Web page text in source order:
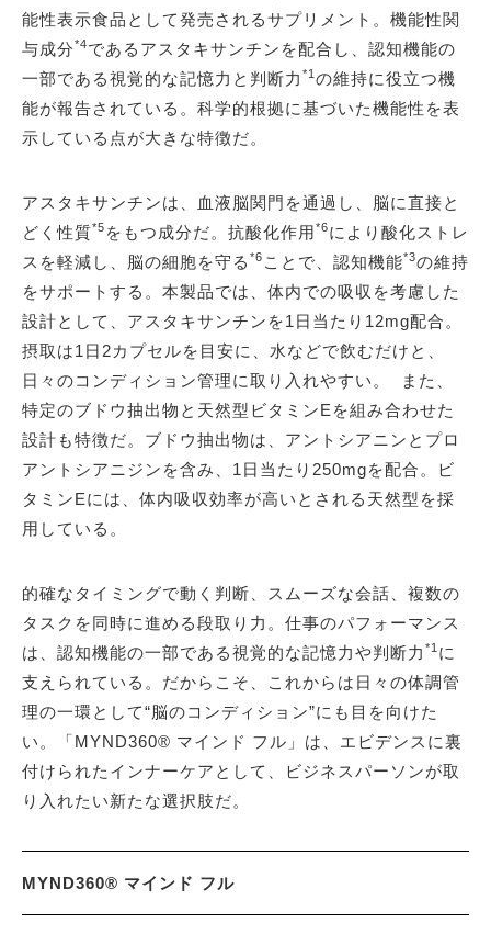
能性表示食品として発売されるサプリメント。機能性関
与成分*4であるアスタキサンチンを配合し、認知機能の
一部である視覚的な記憶力と判断力 *1 の維持に役立つ機
能が報告されている。科学的根拠に基づいた機能性を表
示している点が大きな特徴だ。
アスタキサンチンは、血液脳関門を通過し、脳に直接と
どく性質*5 をもつ成分だ。抗酸化作用*6により酸化ストレ
スを軽減し、脳の細胞を守る *6 ことで、認知機能*3の維持
をサポートする。本製品では、体内での吸収を考慮した
設計として、アスタキサンチンを1日当たり12mg配合。
摂取は1日2カプセルを目安に、水などで飲むだけと、
日々のコンディション管理に取り入れやすい。 また、
特定のブドウ抽出物と天然型ビタミンEを組み合わせた
設計も特徴だ。ブドウ抽出物は、アントシアニンとプロ
アントシアニジンを含み、1日当たり250mgを配合。ビ
タミンEには、体内吸収効率が高いとされる天然型を採
用している。
的確なタイミングで動く判断、スムーズな会話、複数の
タスクを同時に進める段取り力。仕事のパフォーマンス
は、認知機能の一部である視覚的な記憶力や判断力 *1 に
支えられている。だからこそ、これからは日々の体調管
理の一環として“脳のコンディション”にも目を向けた
い。「MYND360® マインド フル」は、エビデンスに裏
付けられたインナーケアとして、ビジネスパーソンが取
り入れたい新たな選択肢だ。
MYND360® マインド フル